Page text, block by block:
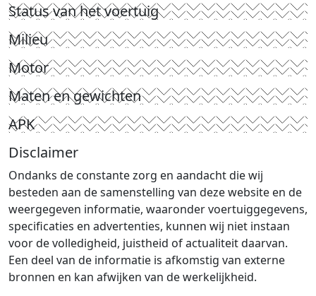
Status van het voertuig
Milieu
Motor
Maten en gewichten
APK
Disclaimer
Ondanks de constante zorg en aandacht die wij
besteden aan de samenstelling van deze website en de
weergegeven informatie, waaronder voertuiggegevens,
specificaties en advertenties, kunnen wij niet instaan
voor de volledigheid, juistheid of actualiteit daarvan.
Een deel van de informatie is afkomstig van externe
bronnen en kan afwijken van de werkelijkheid.